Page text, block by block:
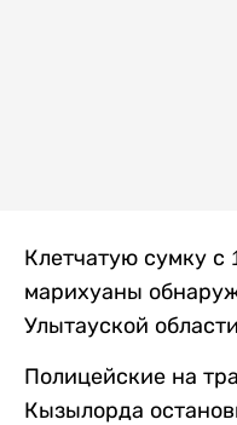
Клетчатую сумку с
марихуаны
Улытауской
Полицейские на
Кызылорда